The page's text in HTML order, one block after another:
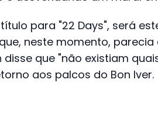
para "22 Days", será
neste momento,
disse que "não existiam
aos palcos do Bon Iver.